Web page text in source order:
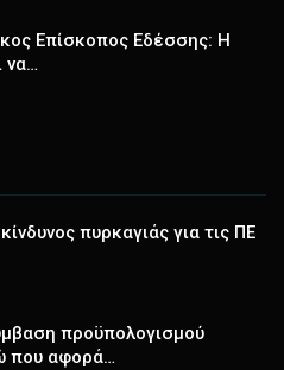
Επίσκοπος Εδέσσης: Η
να…
πυρκαγιάς για τις ΠΕ
προϋπολογισμού
που αφορά…